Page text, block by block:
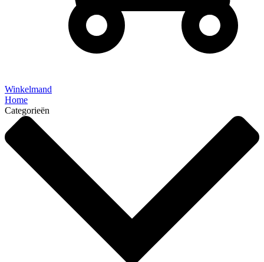
Winkelmand
Home
Categorieën